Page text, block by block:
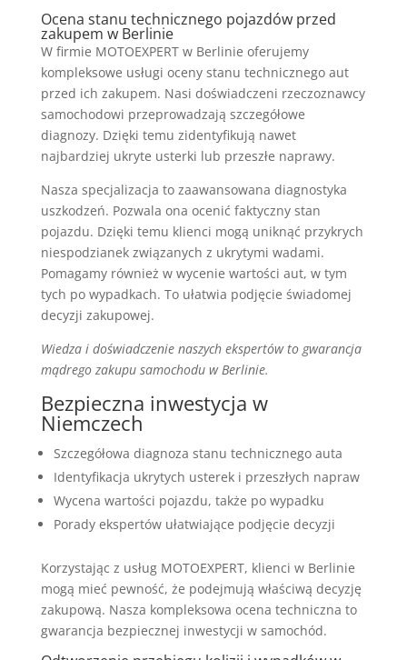
Ocena stanu technicznego pojazdów przed
zakupem w Berlinie
W firmie MOTOEXPERT w Berlinie oferujemy
kompleksowe usługi oceny stanu technicznego aut
przed ich zakupem. Nasi doświadczeni rzeczoznawcy
samochodowi przeprowadzają szczegółowe
diagnozy. Dzięki temu zidentyfikują nawet
najbardziej ukryte usterki lub przeszłe naprawy.
Nasza specjalizacja to zaawansowana diagnostyka
uszkodzeń. Pozwala ona ocenić faktyczny stan
pojazdu. Dzięki temu klienci mogą uniknąć przykrych
niespodzianek związanych z ukrytymi wadami.
Pomagamy również w wycenie wartości aut, w tym
tych po wypadkach. To ułatwia podjęcie świadomej
decyzji zakupowej.
Wiedza i doświadczenie naszych ekspertów to gwarancja
mądrego zakupu samochodu w Berlinie.
Bezpieczna inwestycja w
Niemczech
Szczegółowa diagnoza stanu technicznego auta
Identyfikacja ukrytych usterek i przeszłych napraw
Wycena wartości pojazdu, także po wypadku
Porady ekspertów ułatwiające podjęcie decyzji
Korzystając z usług MOTOEXPERT, klienci w Berlinie
mogą mieć pewność, że podejmują właściwą decyzję
zakupową. Nasza kompleksowa ocena techniczna to
gwarancja bezpiecznej inwestycji w samochód.